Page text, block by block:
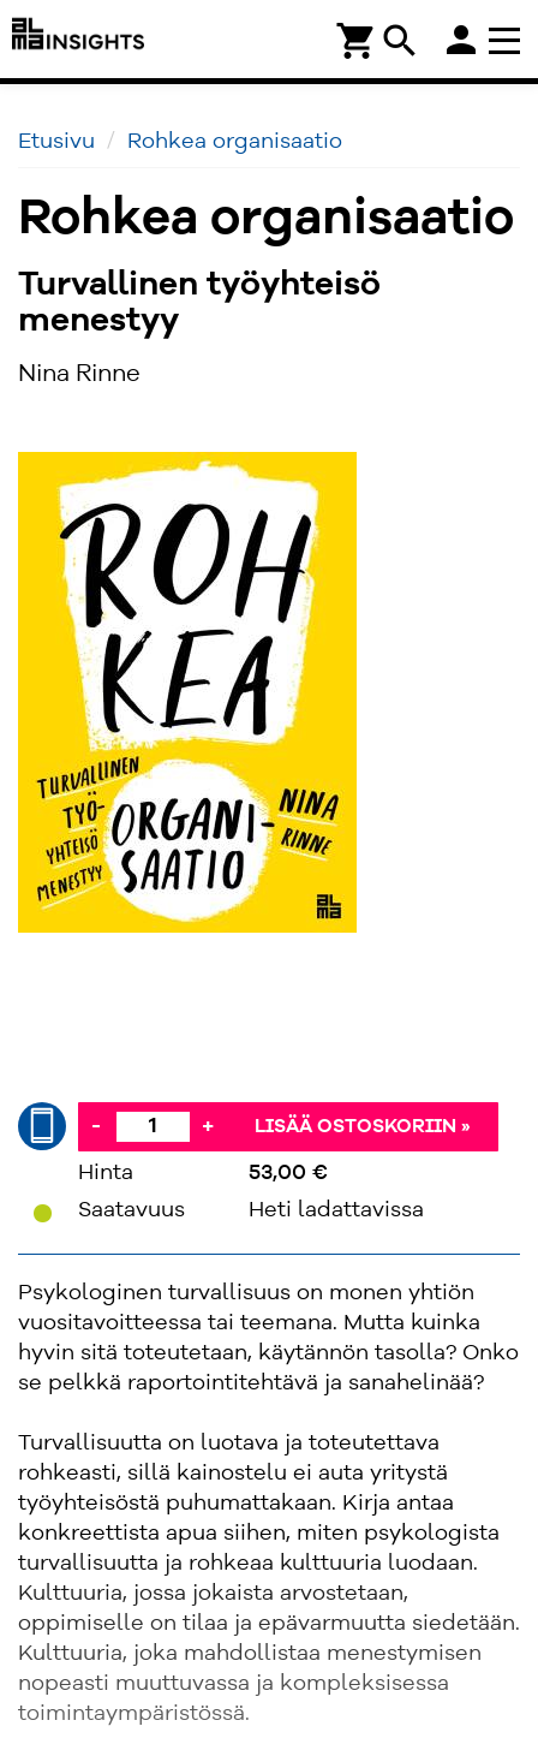
search
shopping_cart person
Etusivu Rohkea organisaatio
Rohkea organisaatio
Turvallinen työyhteisö
menestyy
Nina Rinne
- + LISÄÄ OSTOSKORIIN »
Hinta
53,00 €
Saatavuus
Heti ladattavissa
Psykologinen turvallisuus on monen yhtiön
vuositavoitteessa tai teemana. Mutta kuinka
hyvin sitä toteutetaan, käytännön tasolla? Onko
se pelkkä raportointitehtävä ja sanahelinää?
Turvallisuutta on luotava ja toteutettava
rohkeasti, sillä kainostelu ei auta yritystä
työyhteisöstä puhumattakaan. Kirja antaa
konkreettista apua siihen, miten psykologista
turvallisuutta ja rohkeaa kulttuuria luodaan.
Kulttuuria, jossa jokaista arvostetaan,
oppimiselle on tilaa ja epävarmuutta siedetään.
Kulttuuria, joka mahdollistaa menestymisen
nopeasti muuttuvassa ja kompleksisessa
toimintaympäristössä.